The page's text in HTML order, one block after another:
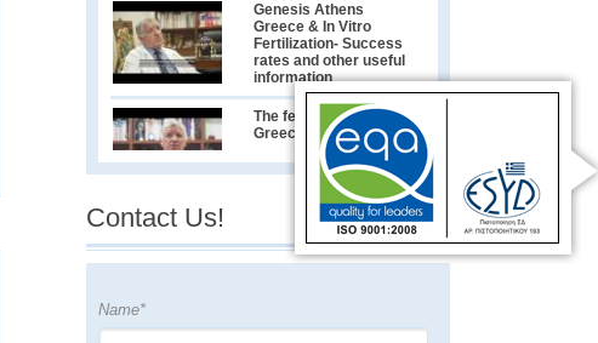
Genesis Athens
Greece & In Vitro
Fertilization- Success
rates and other useful
information
The fertility market in
Greece
Greek City Time's
exclusive interview
with Greece’s leading
Συνέντευξη με τον
Contact Us!
Name*